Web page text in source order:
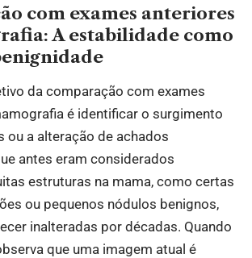
com exames anteriores
A estabilidade como
da comparação com exames
é identificar o surgimento
ou a alteração de achados
antes eram considerados
estruturas na mama, como certas
ou pequenos nódulos benignos,
inalteradas por décadas. Quando
que uma imagem atual é